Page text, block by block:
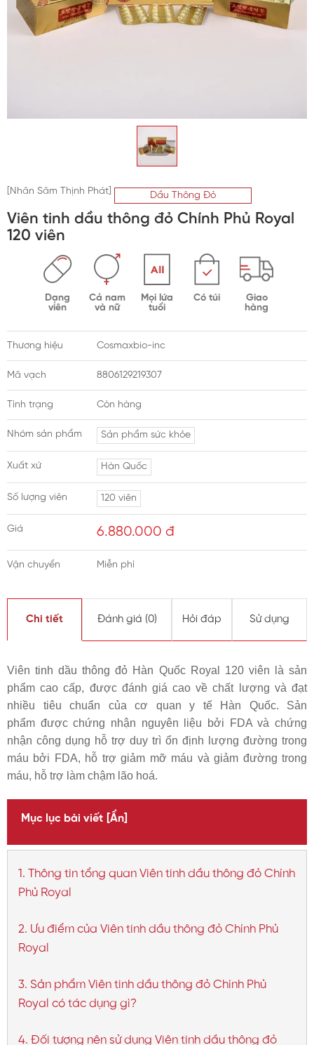
1/1
[Nhân Sâm Thịnh Phát] Dầu Thông Đỏ
Viên tinh dầu thông đỏ Chính Phủ Royal
120 viên
Dạng
viên
Cả nam
và nữ
Mọi lứa
tuổi
Có túi
Giao
hàng
Thương hiệu Cosmaxbio-inc
Mã vạch 8806129219307
Tình trạng Còn hàng
Nhóm sản phẩm Sản phẩm sức khỏe
Xuất xứ Hàn Quốc
Số lượng viên 120 viên
Giá 6.880.000 đ
Vận chuyển Miễn phí
Chi tiết Đánh giá (0) Hỏi đáp Sử dụng
Viên tinh dầu thông đỏ Hàn Quốc Royal 120 viên là sản
phẩm cao cấp, được đánh giá cao về chất lượng và đạt
nhiều tiêu chuẩn của cơ quan y tế Hàn Quốc. Sản
phẩm được chứng nhận nguyên liệu bởi FDA và chứng
nhận công dụng hỗ trợ duy trì ổn định lượng đường trong
máu bởi FDA, hỗ trợ giảm mỡ máu và giảm đường trong
máu, hỗ trợ làm chậm lão hoá.
Mục lục bài viết [Ẩn]
1. Thông tin tổng quan Viên tinh dầu thông đỏ Chính
Phủ Royal
2. Ưu điểm của Viên tinh dầu thông đỏ Chính Phủ
Royal
3. Sản phẩm Viên tinh dầu thông đỏ Chính Phủ
Royal có tác dụng gì?
4. Đối tượng nên sử dụng Viên tinh dầu thông đỏ
Trà sâm Hàn Quốc